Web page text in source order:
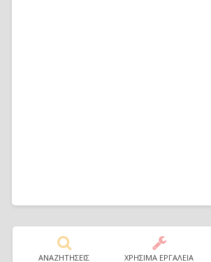
ΑΝΑΖΗΤΗΣΕΙΣ ΧΡΗΣΙΜΑ ΕΡΓΑΛΕΙΑ